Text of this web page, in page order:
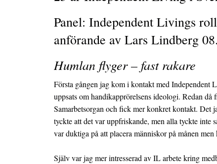
Panel: Independent Livings
anförande av Lars Lindberg
Humlan flyger – fast rakare
Första gången jag kom i kontakt med Independent
uppsats om handikapprörelsens ideologi. Redan
Samarbetsorgan och fick mer konkret kontakt. Det
tyckte att det var uppfriskande, men alla tyckte inte
var duktiga på att placera människor på månen
Själv var jag mer intresserad av IL arbete kring